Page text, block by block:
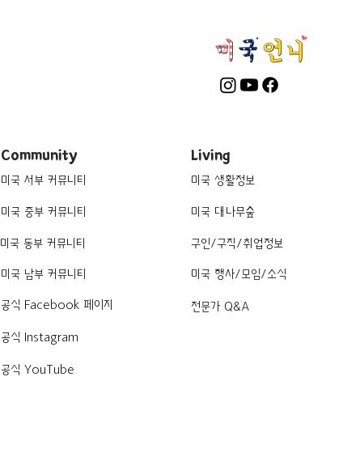
Community
미국 서부 커뮤니티
미국 중부 커뮤니티
미국 동부 커뮤니티
미국 남부 커뮤니티
공식 Facebook 페이지
공식 Instagram
공식 YouTube
Living
미국 생활정보
미국 대나무숲
구인/구직/취업정보
미국 행사/모임/소식
전문가 Q&A